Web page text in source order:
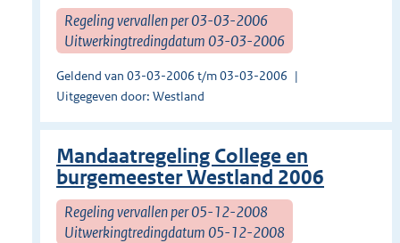
Regeling vervallen per 03-03-2006
Uitwerkingtredingdatum 03-03-2006
Geldend van 03-03-2006 t/m 03-03-2006
Uitgegeven door: Westland
Mandaatregeling College en
burgemeester Westland 2006
Regeling vervallen per 05-12-2008
Uitwerkingtredingdatum 05-12-2008